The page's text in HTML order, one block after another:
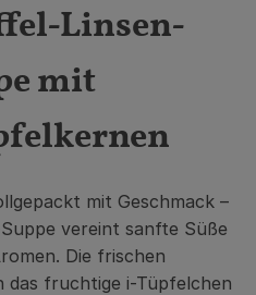
Linsen-
mit
mit Geschmack –
vereint sanfte Süße
Die frischen
das fruchtige i-Tüpfelchen